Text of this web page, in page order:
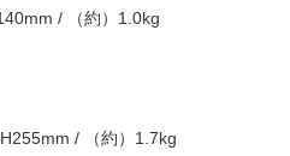
/ （約）1.0kg
/ （約）1.7kg